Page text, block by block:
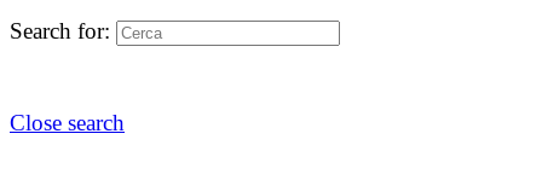
Search for:
Close search